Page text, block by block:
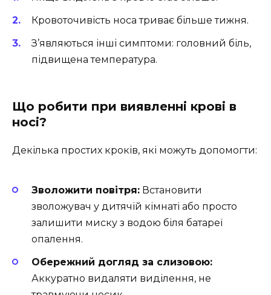
Кровоточивість носа триває більше тижня.
З’являються інші симптоми: головний біль,
підвищена температура.
Що робити при виявленні крові в
носі?
Декілька простих кроків, які можуть допомогти:
Зволожити повітря: Встановити
зволожувач у дитячій кімнаті або просто
залишити миску з водою біля батареї
опалення.
Обережний догляд за слизовою:
Аккуратно видаляти виділення, не